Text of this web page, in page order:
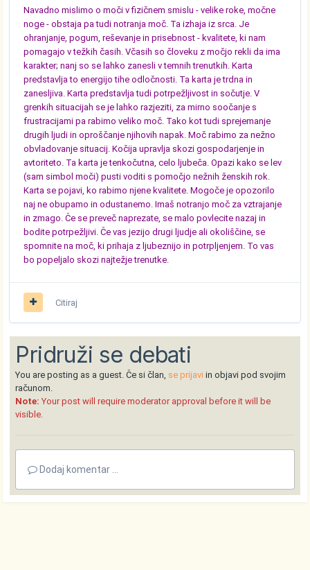
Navadno mislimo o moči v fizičnem smislu - velike roke, močne
noge - obstaja pa tudi notranja moč. Ta izhaja iz srca. Je
ohranjanje, pogum, reševanje in prisebnost - kvalitete, ki nam
pomagajo v težkih časih. Včasih so človeku z močjo rekli da ima
karakter; nanj so se lahko zanesli v temnih trenutkih. Karta
predstavlja to energijo tihe odločnosti. Ta karta je trdna in
zanesljiva. Karta predstavlja tudi potrpežljivost in sočutje. V
grenkih situacijah se je lahko razjeziti, za mirno soočanje s
frustracijami pa rabimo veliko moč. Tako kot tudi sprejemanje
drugih ljudi in oproščanje njihovih napak. Moč rabimo za nežno
obvladovanje situacij. Kočija upravlja skozi gospodarjenje in
avtoriteto. Ta karta je tenkočutna, celo ljubeča. Opazi kako se lev
(sam simbol moči) pusti voditi s pomočjo nežnih ženskih rok.
Karta se pojavi, ko rabimo njene kvalitete. Mogoče je opozorilo
naj ne obupamo in odustanemo. Imaš notranjo moč za vztrajanje
in zmago. Če se preveč naprezate, se malo povlecite nazaj in
bodite potrpežljivi. Če vas jezijo drugi ljudje ali okoliščine, se
spomnite na moč, ki prihaja z ljubeznijo in potrpljenjem. To vas
bo popeljalo skozi najtežje trenutke.
Citiraj
Pridruži se debati
You are posting as a guest. Če si član, se prijavi in objavi pod svojim
računom.
Note: Your post will require moderator approval before it will be
visible.
Dodaj komentar ...